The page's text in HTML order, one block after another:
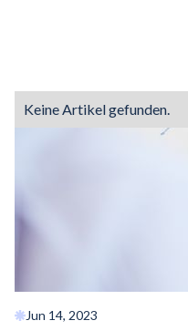
Keine Artikel gefunden.
Jun 14, 2023